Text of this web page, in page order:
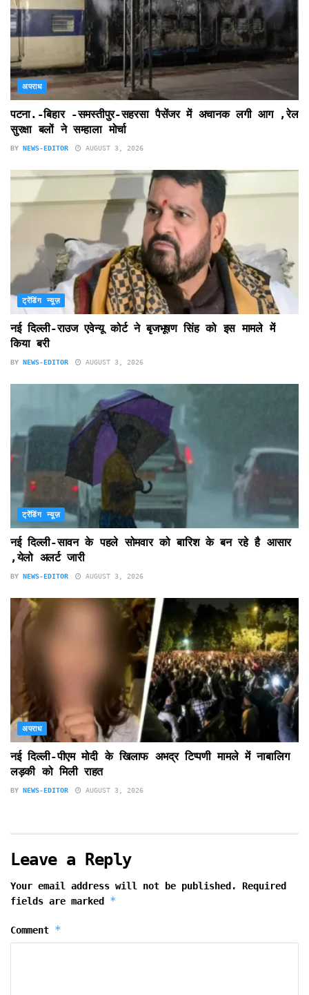
अपराध
पटना.-बिहार -समस्तीपुर-सहरसा पैसेंजर में अचानक लगी आग ,रेल
सुरक्षा बलों ने सम्हाला मोर्चा
BY NEWS-EDITOR AUGUST 3, 2026
ट्रेंडिंग न्यूज़
नई दिल्ली-राउज एवेन्यू कोर्ट ने बृजभूषण सिंह को इस मामले में
किया बरी
BY NEWS-EDITOR AUGUST 3, 2026
ट्रेंडिंग न्यूज़
नई दिल्ली-सावन के पहले सोमवार को बारिश के बन रहे है आसार
,येलो अलर्ट जारी
BY NEWS-EDITOR AUGUST 3, 2026
अपराध
नई दिल्ली-पीएम मोदी के खिलाफ अभद्र टिप्पणी मामले में नाबालिग
लड़की को मिली राहत
BY NEWS-EDITOR AUGUST 3, 2026
Leave a Reply
Your email address will not be published.
Required
fields are marked *
Comment *